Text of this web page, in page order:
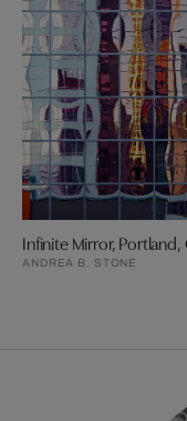
Infinite Mirror, Portland,
ANDREA B. STONE